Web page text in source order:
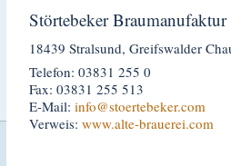
Störtebeker Braumanufaktur
18439 Stralsund, Greifswalder
Telefon: 03831 255 0
Fax: 03831 255 513
E-Mail: info@stoertebeker.com
Verweis: www.alte-brauerei.com